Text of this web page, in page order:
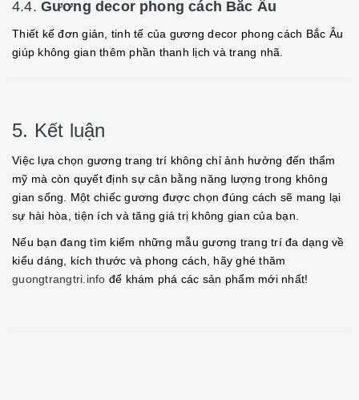
4.4. Gương decor phong cách Bắc Âu
Thiết kế đơn giản, tinh tế của gương decor phong cách Bắc Âu
giúp không gian thêm phần thanh lịch và trang nhã.
5. Kết luận
Việc lựa chọn gương trang trí không chỉ ảnh hưởng đến thẩm
mỹ mà còn quyết định sự cân bằng năng lượng trong không
gian sống. Một chiếc gương được chọn đúng cách sẽ mang lại
sự hài hòa, tiện ích và tăng giá trị không gian của bạn.
Nếu bạn đang tìm kiếm những mẫu gương trang trí đa dạng về
kiểu dáng, kích thước và phong cách, hãy ghé thăm
guongtrangtri.info để khám phá các sản phẩm mới nhất!